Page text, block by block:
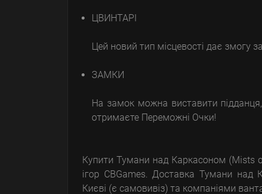
ЦВИНТАРІ
Цей новий тип місцевості дає змогу
ЗАМКИ
На замок можна виставити
отримаєте Переможні Очки!
Купити Тумани над Каркасоном (Mists
ігор CBGames. Доставка Тумани над
Києві (є самовивіз) та компаніями